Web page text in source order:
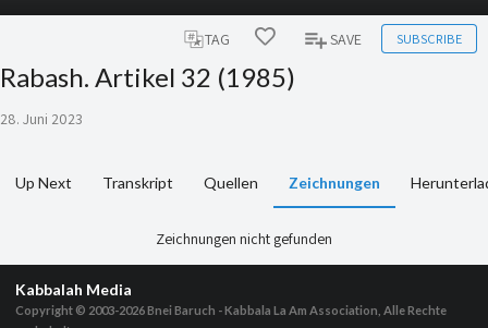
TAG SAVE SUBSCRIBE
Rabash. Artikel 32 (1985)
28. Juni 2023
Up Next Transkript Quellen Zeichnungen
Zeichnungen nicht gefunden
Kabbalah Media
Copyright © 2003-2026Bnei Baruch - Kabbala La Am Association, Alle Rechte